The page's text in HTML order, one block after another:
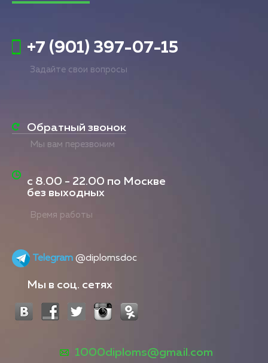
+7 (901) 397-07-15
Задайте свои вопросы
Обратный звонок
Мы вам перезвоним
с 8.00 - 22.00 по Москве
без выходных
Время работы
Telegram @diplomsdoc
Мы в соц. сетях
1000diploms@gmail.com